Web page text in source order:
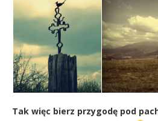
Tak więc bierz przygodę pod